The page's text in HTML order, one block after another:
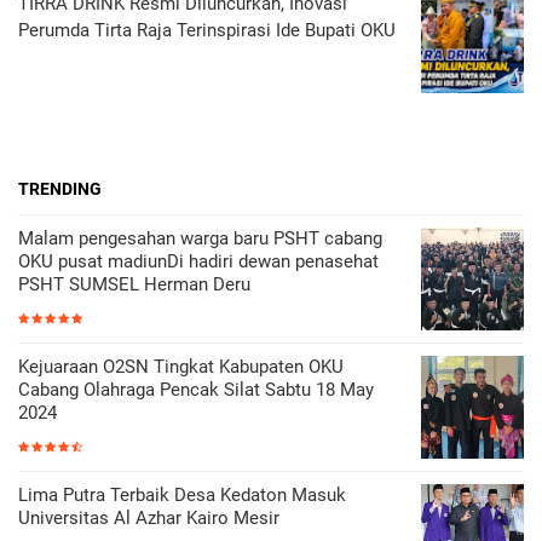
Perumda Tirta Raja Terinspirasi Ide Bupati OKU
TRENDING
Malam pengesahan warga baru PSHT cabang
OKU pusat madiunDi hadiri dewan penasehat
PSHT SUMSEL Herman Deru
Kejuaraan O2SN Tingkat Kabupaten OKU
Cabang Olahraga Pencak Silat Sabtu 18 May
2024
Lima Putra Terbaik Desa Kedaton Masuk
Universitas Al Azhar Kairo Mesir